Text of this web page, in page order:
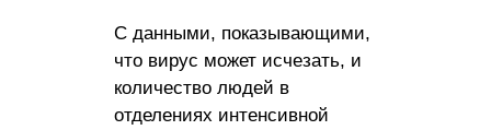
С данными, показывающими,
что вирус может исчезать, и
количество людей в
отделениях интенсивной